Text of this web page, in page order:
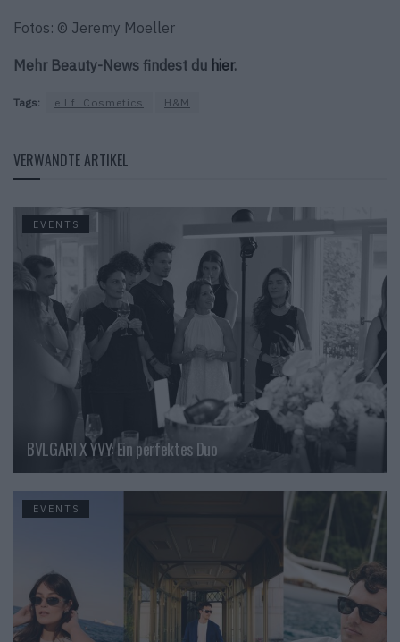
Fotos: © Jeremy Moeller
Mehr Beauty-News findest du hier.
Tags: e.l.f. Cosmetics H&M
VERWANDTE ARTIKEL
EVENTS
BVLGARI X YVY: Ein perfektes Duo
EVENTS